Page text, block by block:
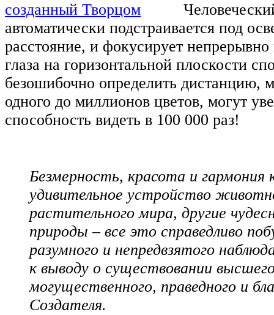
автоматически подстраивается под
расстояние, и фокусирует
глаза на горизонтальной плоскости
безошибочно определить дистанцию,
одного до миллионов цветов, могут
способность видеть в 100 000 раз!
Безмерность, красота и гармония
удивительное устройство
растительного мира, другие
природы ‒ все это справедливо
разумного и непредвзятого
к выводу о существовании
могущественного, праведного и
Создателя.